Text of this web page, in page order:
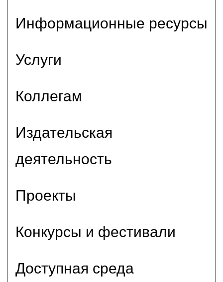
Информационные ресурсы
Услуги
Коллегам
Издательская
деятельность
Проекты
Конкурсы и фестивали
Доступная среда